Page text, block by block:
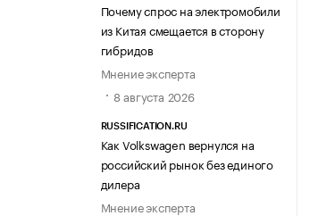
Почему спрос на электромобили
из Китая смещается в сторону
гибридов
Мнение эксперта
8 августа 2026
RUSSIFICATION.RU
Как Volkswagen вернулся на
российский рынок без единого
дилера
Мнение эксперта